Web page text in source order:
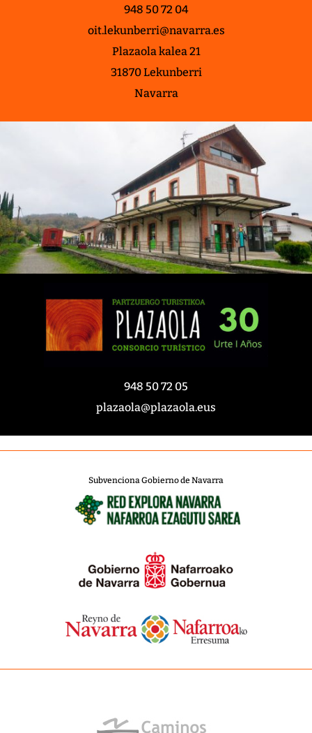
948 50 72 04
oit.lekunberri@navarra.es
Plazaola kalea 21
31870 Lekunberri
Navarra
948 50 72 05
plazaola@plazaola.eus
Subvenciona Gobierno de Navarra